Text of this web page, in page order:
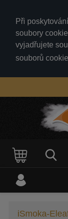
Při
soubory
vyjadřujete
souborů
iSmoka-